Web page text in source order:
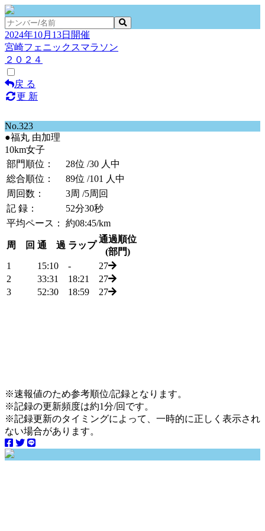
2024年10月13日開催
宮崎フェニックスマラソン
２０２４
戻 る
更 新
No.323
●福丸 由加理
10km女子
部門順位：
28位 /30 人中
総合順位：
89位 /101 人中
周回数：
3周 /5周回
記 録：
52分30秒
平均ペース：
約08:45/km
周 回 通 過 ラップ
通過順位
(部門)
1
15:10 -
27
2
33:31 18:21
27
3
52:30 18:59 27
※速報値のため参考順位/記録となります。
※記録の更新頻度は約1分/回です。
※記録更新のタイミングによって、一時的に正しく表示され
ない場合があります。